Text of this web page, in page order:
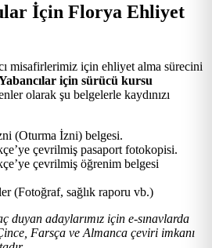
İçin Florya Ehliyet
misafirlerimiz için ehliyet alma sürecini
için sürücü kursu
olarak şu belgelerle kaydınızı
(Oturma İzni) belgesi.
çevrilmiş pasaport fotokopisi.
çevrilmiş öğrenim belgesi
(Fotoğraf, sağlık raporu vb.)
duyan adaylarımız için e-sınavlarda
Farsça ve Almanca çeviri imkanı